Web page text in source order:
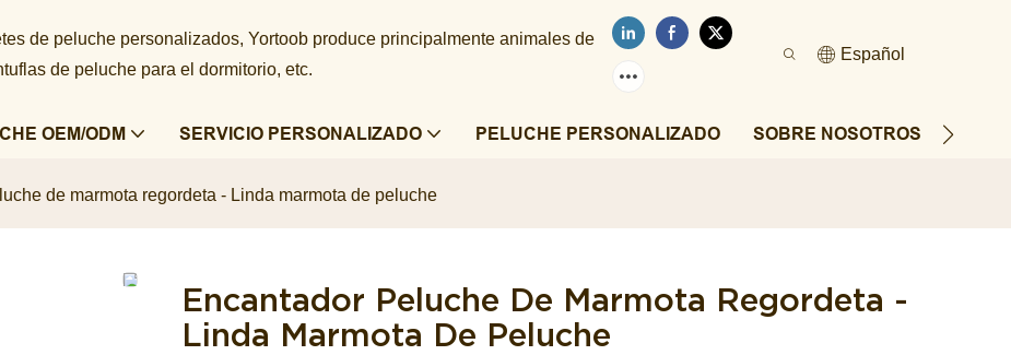
de peluche personalizados, Yortoob produce principalmente animales de
de peluche para el dormitorio, etc.
Español
OEM/ODM SERVICIO PERSONALIZADO PELUCHE PERSONALIZADO SOBRE NOSOTROS
de marmota regordeta - Linda marmota de peluche
Encantador Peluche De Marmota Regordeta -
Linda Marmota De Peluche